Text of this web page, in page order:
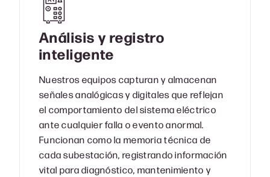
Análisis y registro
inteligente
Nuestros equipos capturan y almacenan
señales analógicas y digitales que reflejan
el comportamiento del sistema eléctrico
ante cualquier falla o evento anormal.
Funcionan como la memoria técnica de
cada subestación, registrando información
vital para diagnóstico, mantenimiento y